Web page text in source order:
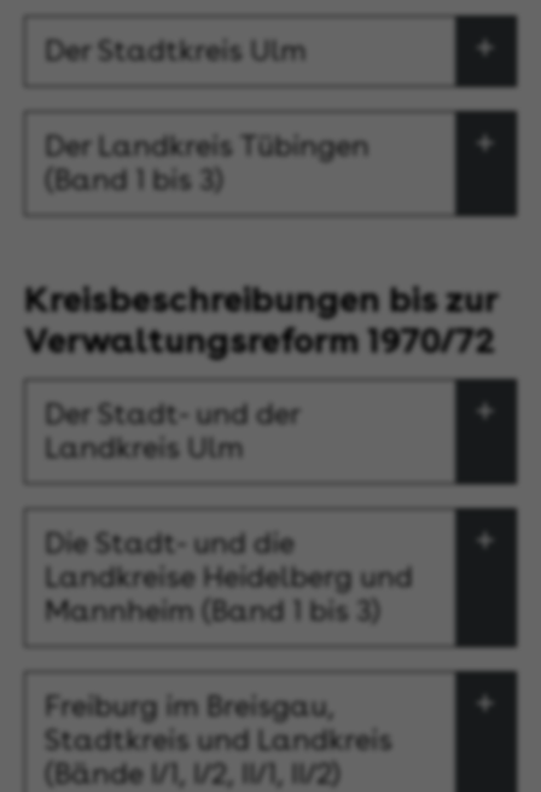
Der Stadtkreis Ulm
Der Landkreis Tübingen
(Band 1 bis 3)
Kreisbeschreibungen bis zur
Verwaltungsreform 1970/72
Der Stadt- und der
Landkreis Ulm
Die Stadt- und die
Landkreise Heidelberg und
Mannheim (Band 1 bis 3)
Freiburg im Breisgau,
Stadtkreis und Landkreis
(Bände I/1, I/2, II/1, II/2)